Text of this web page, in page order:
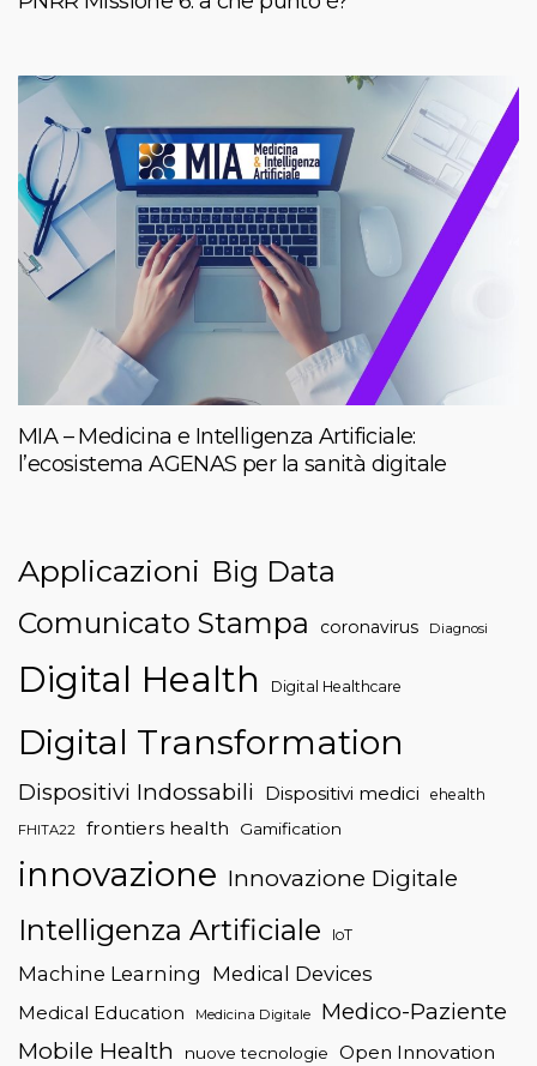
MIA – Medicina e Intelligenza Artificiale:
l’ecosistema AGENAS per la sanità digitale
Applicazioni Big Data
Comunicato Stampa
coronavirus Diagnosi
Digital Health Digital Healthcare
Digital Transformation
Dispositivi Indossabili Dispositivi medici ehealth
FHITA22 frontiers health Gamification
innovazione Innovazione Digitale
Intelligenza Artificiale IoT
Machine Learning Medical Devices
Medical Education Medicina Digitale
Medico-Paziente
Mobile Health
nuove tecnologie Open Innovation